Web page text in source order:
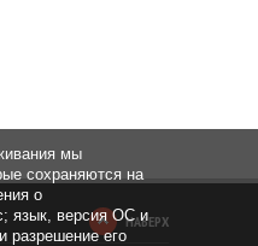
НАВЕРХ
мы
сохраняются на
о
язык, версия ОС и
разрешение его